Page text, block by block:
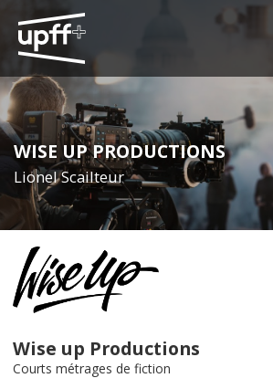
WISE UP PRODUCTIONS
Lionel Scailteur
Wise up Productions
Courts métrages de fiction